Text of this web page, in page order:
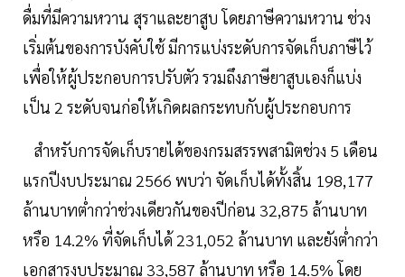
ดื่มที่มีความหวาน สุราและยาสูบ โดยภาษีความหวาน ช่วง
เริ่มต้นของการบังคับใช้ มีการแบ่งระดับการจัดเก็บภาษีไว้
เพื่อให้ผู้ประกอบการปรับตัว รวมถึงภาษียาสูบเองก็แบ่ง
เป็น 2 ระดับจนก่อให้เกิดผลกระทบกับผู้ประกอบการ
สำหรับการจัดเก็บรายได้ของกรมสรรพสามิตช่วง 5 เดือน
แรกปีงบประมาณ 2566 พบว่า จัดเก็บได้ทั้งสิ้น 198,177
ล้านบาทต่ำกว่าช่วงเดียวกันของปีก่อน 32,875 ล้านบาท
หรือ 14.2% ที่จัดเก็บได้ 231,052 ล้านบาท และยังต่ำกว่า
เอกสารงบประมาณ 33,587 ล้านบาท หรือ 14.5% โดย